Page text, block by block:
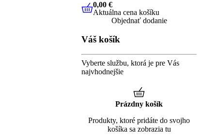
0,00 €Aktuálna cena košíku
0,00 €
Aktuálna cena košíku
Objednať dodanie
Váš košík
Vyberte službu, ktorá je pre Vás
najvhodnejšie
Prázdny košík
Produkty, ktoré pridáte do svojho
košíka sa zobrazia tu